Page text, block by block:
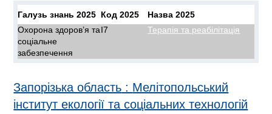
Галузь знань 2025 Код 2025
Назва 2025
Охорона здоров’я та
соціальне
забезпечення
I7 Терапія та реабілітація
Запорізька область : Мелітопольський
інститут екології та соціальних технологій